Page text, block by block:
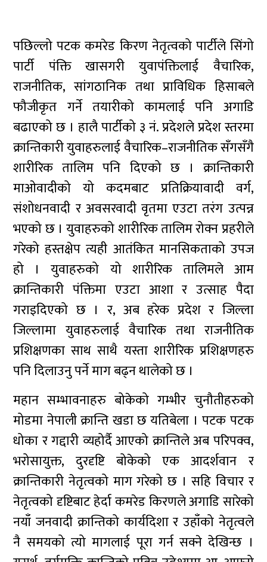
पछिल्लो पटक कमरेड किरण नेतृत्वको पार्टीले सिंगो
पार्टी पंक्ति खासगरी युवापंक्तिलाई वैचारिक,
राजनीतिक, सांगठानिक तथा प्राविधिक हिसाबले
फौजीकृत गर्ने तयारीको कामलाई पनि अगाडि
बढाएको छ । हालै पार्टीको ३ नं. प्रदेशले प्रदेश स्तरमा
क्रान्तिकारी युवाहरुलाई वैचारिक–राजनीतिक सँगसँगै
शारीरिक तालिम पनि दिएको छ । क्रान्तिकारी
माओवादीको यो कदमबाट प्रतिक्रियावादी वर्ग,
संशोधनवादी र अवसरवादी वृतमा एउटा तरंग उत्पन्न
भएको छ । युवाहरुको शारीरिक तालिम रोक्न प्रहरीले
गरेको हस्तक्षेप त्यही आतंकित मानसिकताको उपज
हो । युवाहरुको यो शारीरिक तालिमले आम
क्रान्तिकारी पंक्तिमा एउटा आशा र उत्साह पैदा
गराइदिएको छ । र, अब हरेक प्रदेश र जिल्ला
जिल्लामा युवाहरुलाई वैचारिक तथा राजनीतिक
प्रशिक्षणका साथ साथै यस्ता शारीरिक प्रशिक्षणहरु
पनि दिलाउनु पर्ने माग बढ्न थालेको छ ।
महान सम्भावनाहरु बोकेको गम्भीर चुनौतीहरुको
मोडमा नेपाली क्रान्ति खडा छ यतिबेला । पटक पटक
धोका र गद्दारी व्यहोर्दै आएको क्रान्तिले अब परिपक्व,
भरोसायुक्त, दुरदृष्टि बोकेको एक आदर्शवान र
क्रान्तिकारी नेतृत्वको माग गरेको छ । सहि विचार र
नेतृत्वको दृष्टिबाट हेर्दा कमरेड किरणले अगाडि सारेको
नयाँ जनवादी क्रान्तिको कार्यदिशा र उहाँको नेतृत्वले
नै समयको त्यो मागलाई पूरा गर्न सक्ने देखिन्छ ।